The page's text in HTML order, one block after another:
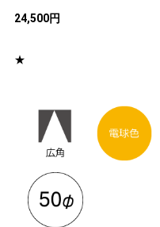
24,500円
★